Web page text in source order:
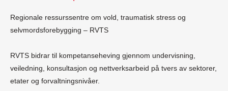
Regionale ressurssentre om vold, traumatisk stress og
selvmordsforebygging – RVTS
RVTS bidrar til kompetanseheving gjennom undervisning,
veiledning, konsultasjon og nettverksarbeid på tvers av sektorer,
etater og forvaltningsnivåer.